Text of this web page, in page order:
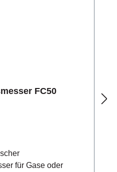
FC50
für Gase oder